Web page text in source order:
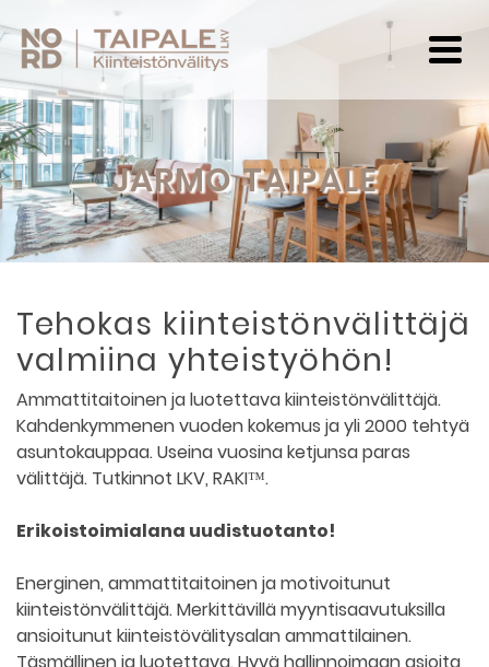
JARMO TAIPALE
Tehokas kiinteistönvälittäjä
valmiina yhteistyöhön!
Ammattitaitoinen ja luotettava kiinteistönvälittäjä.
Kahdenkymmenen vuoden kokemus ja yli 2000 tehtyä
asuntokauppaa. Useina vuosina ketjunsa paras
välittäjä. Tutkinnot LKV, RAKI™.
Erikoistoimialana uudistuotanto!
Energinen, ammattitaitoinen ja motivoitunut
kiinteistönvälittäjä. Merkittävillä myyntisaavutuksilla
ansioitunut kiinteistövälitysalan ammattilainen.